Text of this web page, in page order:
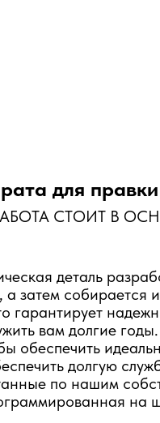
для
СТОИТ В
деталь
затем собирается
гарантирует
вам долгие
обеспечить
долгую
по нашим
на